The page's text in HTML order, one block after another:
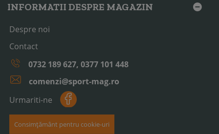
INFORMATII DESPRE MAGAZIN
Despre noi
Contact
0732 189 627, 0377 101 448
comenzi@sport-mag.ro
Urmariti-ne
Consimțământ pentru cookie-uri